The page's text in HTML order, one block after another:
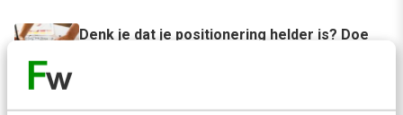
Denk je dat je positionering helder is? Doe